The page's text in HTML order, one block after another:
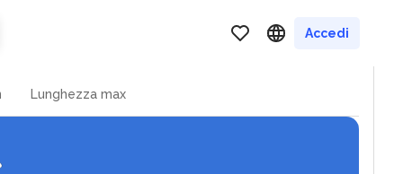
Accedi
Lunghezza max